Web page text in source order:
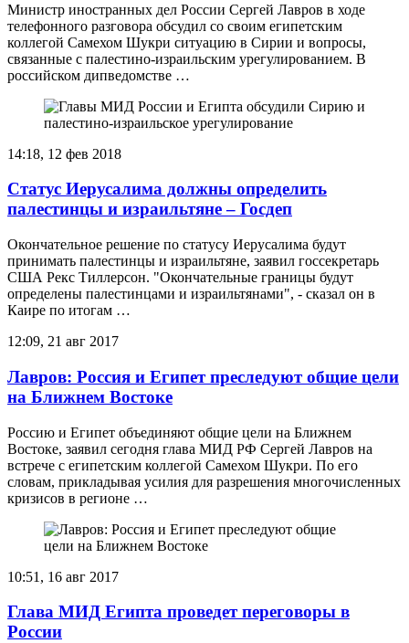
Министр иностранных дел России Сергей Лавров в ходе
телефонного разговора обсудил со своим египетским
коллегой Самехом Шукри ситуацию в Сирии и вопросы,
связанные с палестино-израильским урегулированием. В
российском дипведомстве …
14:18, 12 фев 2018
Статус Иерусалима должны определить
палестинцы и израильтяне – Госдеп
Окончательное решение по статусу Иерусалима будут
принимать палестинцы и израильтяне, заявил госсекретарь
США Рекс Тиллерсон. "Окончательные границы будут
определены палестинцами и израильтянами", - сказал он в
Каире по итогам …
12:09, 21 авг 2017
Лавров: Россия и Египет преследуют общие цели
на Ближнем Востоке
Россию и Египет объединяют общие цели на Ближнем
Востоке, заявил сегодня глава МИД РФ Сергей Лавров на
встрече с египетским коллегой Самехом Шукри. По его
словам, прикладывая усилия для разрешения многочисленных
кризисов в регионе …
10:51, 16 авг 2017
Глава МИД Египта проведет переговоры в
России